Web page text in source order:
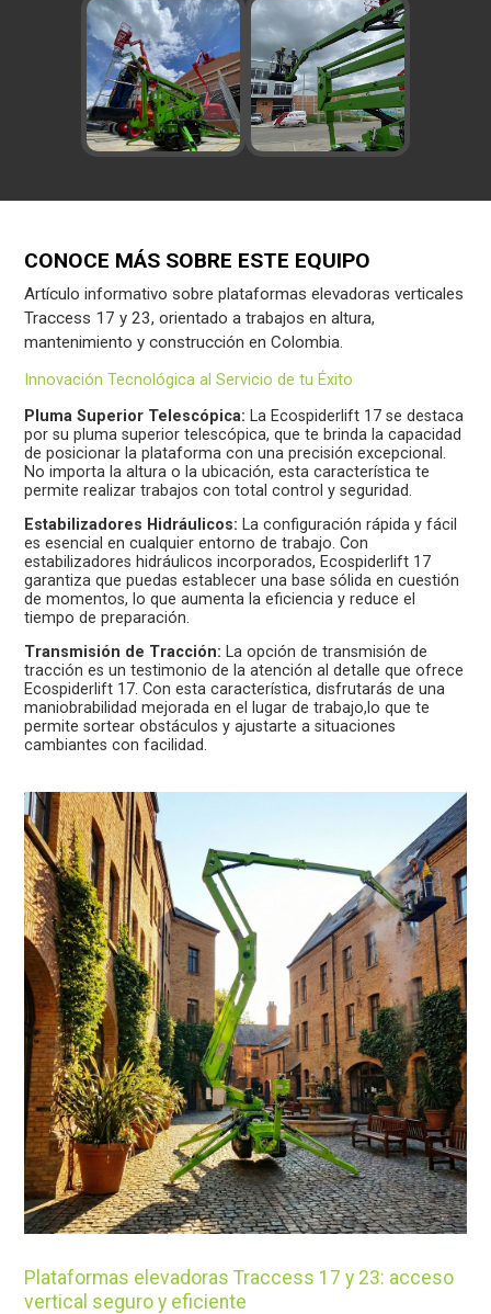
CONOCE MÁS SOBRE ESTE EQUIPO
Artículo informativo sobre plataformas elevadoras verticales
Traccess 17 y 23, orientado a trabajos en altura,
mantenimiento y construcción en Colombia.
Innovación Tecnológica al Servicio de tu Éxito
Pluma Superior Telescópica: La Ecospiderlift 17 se destaca
por su pluma superior telescópica, que te brinda la capacidad
de posicionar la plataforma con una precisión excepcional.
No importa la altura o la ubicación, esta característica te
permite realizar trabajos con total control y seguridad.
Estabilizadores Hidráulicos: La configuración rápida y fácil
es esencial en cualquier entorno de trabajo. Con
estabilizadores hidráulicos incorporados, Ecospiderlift 17
garantiza que puedas establecer una base sólida en cuestión
de momentos, lo que aumenta la eficiencia y reduce el
tiempo de preparación.
Transmisión de Tracción: La opción de transmisión de
tracción es un testimonio de la atención al detalle que ofrece
Ecospiderlift 17. Con esta característica, disfrutarás de una
maniobrabilidad mejorada en el lugar de trabajo,lo que te
permite sortear obstáculos y ajustarte a situaciones
cambiantes con facilidad.
Plataformas elevadoras Traccess 17 y 23: acceso
vertical seguro y eficiente